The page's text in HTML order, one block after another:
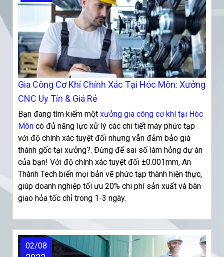
Gia Công Cơ Khí Chính Xác Tại Hóc Môn: Xưởng
CNC Uy Tín & Giá Rẻ
Bạn đang tìm kiếm một xưởng gia công cơ khí tại Hóc
Môn có đủ năng lực xử lý các chi tiết máy phức tạp
với độ chính xác tuyệt đối nhưng vẫn đảm bảo giá
thành gốc tại xưởng?. Đừng để sai số làm hỏng dự án
của bạn! Với độ chính xác tuyệt đối ±0.001mm, An
Thành Tech biến mọi bản vẽ phức tạp thành hiện thực,
giúp doanh nghiệp tối ưu 20% chi phí sản xuất và bàn
giao hỏa tốc chỉ trong 1-3 ngày.
02/08